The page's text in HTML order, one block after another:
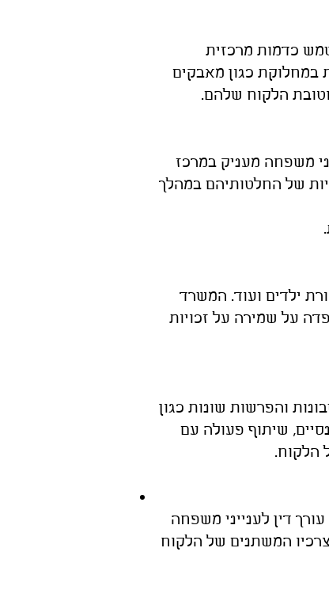
כדמות מרכזית
במחלוקת כגון מאבקים
וטובת הלקוח שלהם.
משפחה מעניק במרכז
של החלטותיהם במהלך
ילדים ועוד. המשרד
על שמירה על זכויות
והפרשות שונות כגון
שיתוף פעולה עם
הלקוח.
דין לענייני משפחה
המשתנים של הלקוח